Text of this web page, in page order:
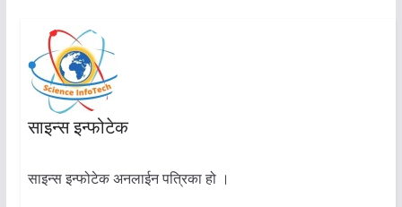
साइन्स इन्फोटेक
साइन्स इन्फोटेक अनलाईन पत्रिका हो ।